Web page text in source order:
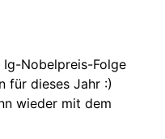
Ig-Nobelpreis-Folge
für dieses Jahr :)
wieder mit dem